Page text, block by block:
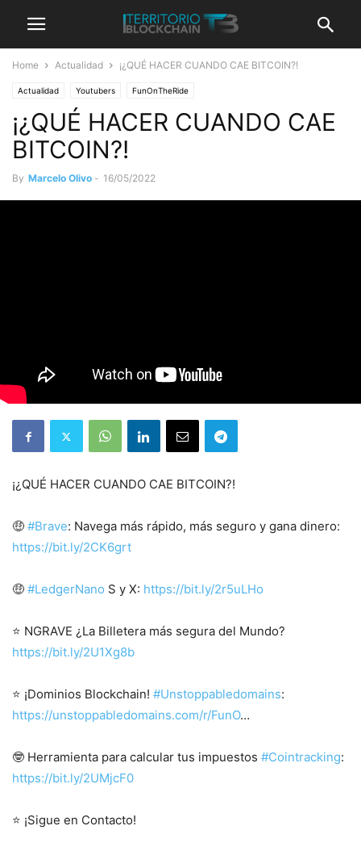
Home Actualidad ¡¿QUÉ HACER CUANDO CAE BITCOIN?!
Actualidad Youtubers FunOnTheRide
¡¿QUÉ HACER CUANDO CAE
BITCOIN?!
By Marcelo Olivo - 16/05/2022
¡¿QUÉ HACER CUANDO CAE BITCOIN?!
🤑 #Brave: Navega más rápido, más seguro y gana dinero:
https://bit.ly/2CK6grt
🤑 #LedgerNano S y X: https://bit.ly/2r5uLHo
⭐ NGRAVE ¿La Billetera más segura del Mundo?
https://bit.ly/2U1Xg8b
⭐ ¡Dominios Blockchain! #Unstoppabledomains:
https://unstoppabledomains.com/r/FunO…
🤓 Herramienta para calcular tus impuestos #Cointracking:
https://bit.ly/2UMjcF0
⭐ ¡Sigue en Contacto!